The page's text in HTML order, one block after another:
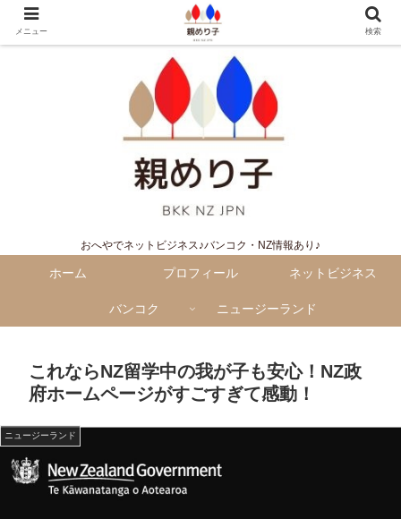
おへやでネットビジネス♪バンコク・NZ情報あり♪
ホーム プロフィール ネットビジネス
バンコク ニュージーランド
これならNZ留学中の我が子も安心！NZ政
府ホームページがすごすぎて感動！
ニュージーランド
メニュー 検索